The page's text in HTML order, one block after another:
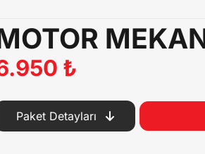
₺
Paket Detayları